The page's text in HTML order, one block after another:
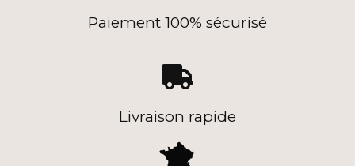
Paiement 100% sécurisé

Livraison rapide